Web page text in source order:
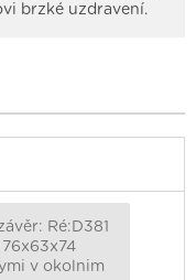
brzké uzdravení.
Ré:D381
v okolnim